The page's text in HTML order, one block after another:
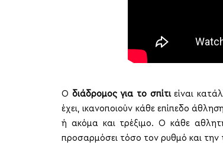
Ο διάδρομος για το σπίτιείναι
έχει, ικανοποιούν κάθε επίπεδο
ή ακόμα και τρέξιμο. Ο κάθε
προσαρμόσει τόσο τον ρυθμό και την